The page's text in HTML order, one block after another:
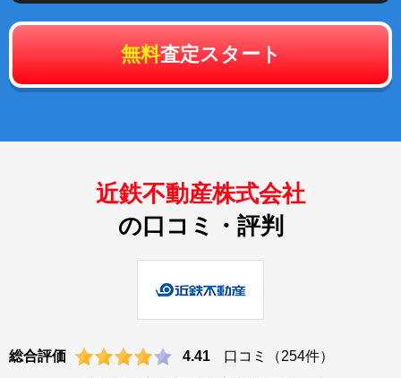
無料査定スタート
近鉄不動産株式会社
の口コミ・評判
総合評価 4.41
口コミ（254件）